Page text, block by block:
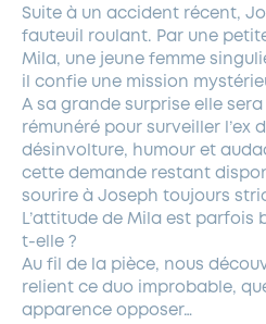
Suite à un accident récent,
fauteuil roulant. Par une
Mila, une jeune femme
il confie une mission
A sa grande surprise elle
rémunéré pour surveiller l’ex
désinvolture, humour et
cette demande restant
sourire à Joseph toujours
L’attitude de Mila est parfois
t-elle ?
Au fil de la pièce, nous
relient ce duo improbable,
apparence opposer…